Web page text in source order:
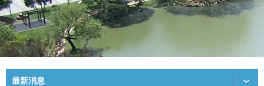
最新消息